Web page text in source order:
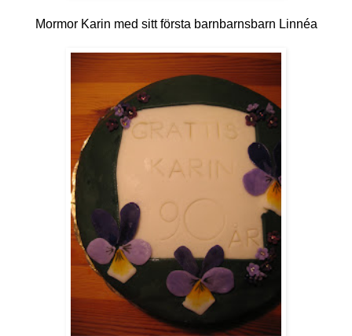
Mormor Karin med sitt första barnbarnsbarn Linnéa